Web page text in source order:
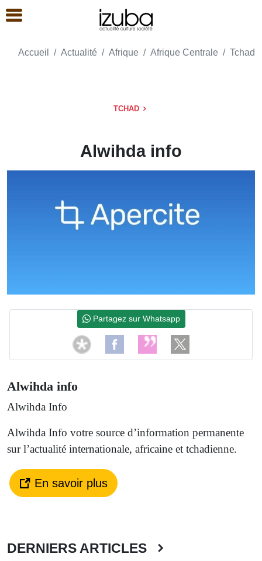
Accueil Actualité Afrique Afrique Centrale Tchad
TCHAD
Alwihda info
Alwihda info
Alwihda Info
Alwihda Info votre source d’information permanente
sur l’actualité internationale, africaine et tchadienne.
En savoir plus
DERNIERS ARTICLES
Partagez sur Whatsapp